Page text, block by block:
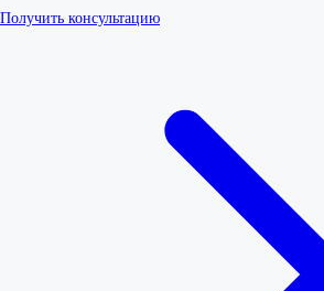
Получить консультацию